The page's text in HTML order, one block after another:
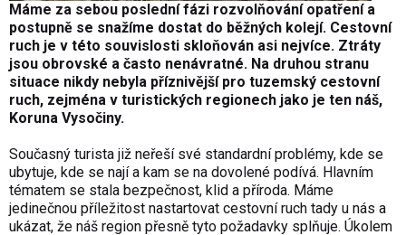
Máme za sebou poslední fázi rozvolňování opatření a
postupně se snažíme dostat do běžných kolejí. Cestovní
ruch je v této souvislosti skloňován asi nejvíce. Ztráty
jsou obrovské a často nenávratné. Na druhou stranu
situace nikdy nebyla příznivější pro tuzemský cestovní
ruch, zejména v turistických regionech jako je ten náš,
Koruna Vysočiny.
Současný turista již neřeší své standardní problémy, kde se
ubytuje, kde se nají a kam se na dovolené podívá. Hlavním
tématem se stala bezpečnost, klid a příroda. Máme
jedinečnou příležitost nastartovat cestovní ruch tady u nás a
ukázat, že náš region přesně tyto požadavky splňuje. Úkolem